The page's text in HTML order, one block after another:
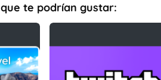
te podrían gustar: